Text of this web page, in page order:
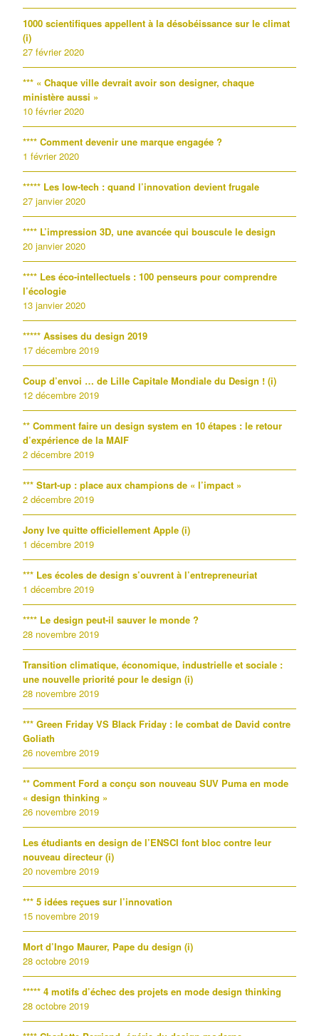
1000 scientifiques appellent à la désobéissance sur le climat
(i)
27 février 2020
*** « Chaque ville devrait avoir son designer, chaque
ministère aussi »
10 février 2020
**** Comment devenir une marque engagée ?
1 février 2020
***** Les low-tech : quand l’innovation devient frugale
27 janvier 2020
**** L’impression 3D, une avancée qui bouscule le design
20 janvier 2020
**** Les éco-intellectuels : 100 penseurs pour comprendre
l’écologie
13 janvier 2020
***** Assises du design 2019
17 décembre 2019
Coup d’envoi … de Lille Capitale Mondiale du Design ! (i)
12 décembre 2019
** Comment faire un design system en 10 étapes : le retour
d’expérience de la MAIF
2 décembre 2019
*** Start-up : place aux champions de « l’impact »
2 décembre 2019
Jony Ive quitte officiellement Apple (i)
1 décembre 2019
*** Les écoles de design s’ouvrent à l’entrepreneuriat
1 décembre 2019
**** Le design peut-il sauver le monde ?
28 novembre 2019
Transition climatique, économique, industrielle et sociale :
une nouvelle priorité pour le design (i)
28 novembre 2019
*** Green Friday VS Black Friday : le combat de David contre
Goliath
26 novembre 2019
** Comment Ford a conçu son nouveau SUV Puma en mode
« design thinking »
26 novembre 2019
Les étudiants en design de l’ENSCI font bloc contre leur
nouveau directeur (i)
20 novembre 2019
*** 5 idées reçues sur l’innovation
15 novembre 2019
Mort d’Ingo Maurer, Pape du design (i)
28 octobre 2019
***** 4 motifs d’échec des projets en mode design thinking
28 octobre 2019